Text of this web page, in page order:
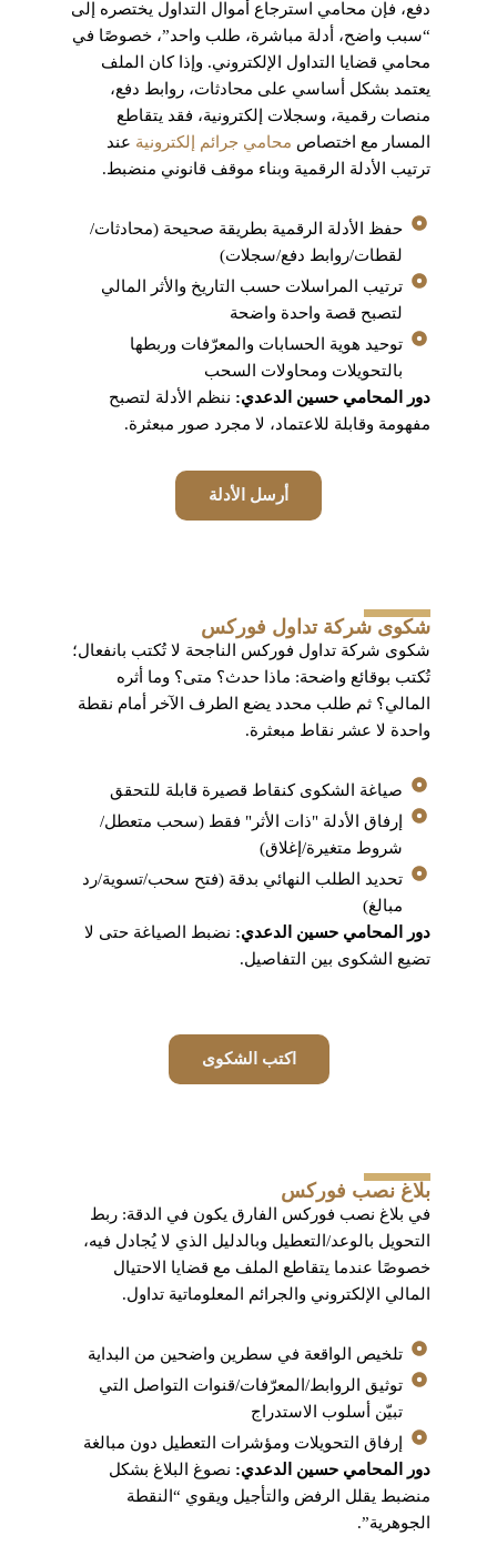
دفع، فإن محامي استرجاع أموال التداول يختصره إلى
“سبب واضح، أدلة مباشرة، طلب واحد”، خصوصًا في
محامي قضايا التداول الإلكتروني. وإذا كان الملف
يعتمد بشكل أساسي على محادثات، روابط دفع،
منصات رقمية، وسجلات إلكترونية، فقد يتقاطع
المسار مع اختصاص محامي جرائم إلكترونية عند
ترتيب الأدلة الرقمية وبناء موقف قانوني منضبط.
حفظ الأدلة الرقمية بطريقة صحيحة (محادثات/
لقطات/روابط دفع/سجلات)
ترتيب المراسلات حسب التاريخ والأثر المالي
لتصبح قصة واحدة واضحة
توحيد هوية الحسابات والمعرّفات وربطها
بالتحويلات ومحاولات السحب
دور المحامي حسين الدعدي: ننظم الأدلة لتصبح
مفهومة وقابلة للاعتماد، لا مجرد صور مبعثرة.
أرسل الأدلة
شكوى شركة تداول فوركس
شكوى شركة تداول فوركس الناجحة لا تُكتب بانفعال؛
تُكتب بوقائع واضحة: ماذا حدث؟ متى؟ وما أثره
المالي؟ ثم طلب محدد يضع الطرف الآخر أمام نقطة
واحدة لا عشر نقاط مبعثرة.
صياغة الشكوى كنقاط قصيرة قابلة للتحقق
إرفاق الأدلة "ذات الأثر" فقط (سحب متعطل/
شروط متغيرة/إغلاق)
تحديد الطلب النهائي بدقة (فتح سحب/تسوية/رد
مبالغ)
دور المحامي حسين الدعدي: نضبط الصياغة حتى لا
تضيع الشكوى بين التفاصيل.
اكتب الشكوى
بلاغ نصب فوركس
في بلاغ نصب فوركس الفارق يكون في الدقة: ربط
التحويل بالوعد/التعطيل وبالدليل الذي لا يُجادل فيه،
خصوصًا عندما يتقاطع الملف مع قضايا الاحتيال
المالي الإلكتروني والجرائم المعلوماتية تداول.
تلخيص الواقعة في سطرين واضحين من البداية
توثيق الروابط/المعرّفات/قنوات التواصل التي
تبيّن أسلوب الاستدراج
إرفاق التحويلات ومؤشرات التعطيل دون مبالغة
دور المحامي حسين الدعدي: نصوغ البلاغ بشكل
منضبط يقلل الرفض والتأجيل ويقوي “النقطة
الجوهرية”.